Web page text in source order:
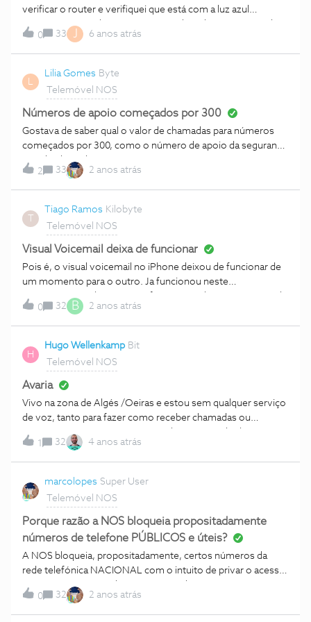
verificar o router e verifiquei que está com a luz azul
intermitente. Desliguei o router e voltei a ligar. Ficou igual.
Tentei ligar para o apoio apoio, mas fiquei sem telefone fixo.
Não verifiquei a box nem a TV. O que pode ter sucedido??
Como posso obter ajuda?
0 33 J 6 anos atrás
L
Lilia Gomes Byte
Telemóvel NOS
Números de apoio começados por 300
Gostava de saber qual o valor de chamadas para números
começados por 300, como o número de apoio da segurança
social. Obrigada
2
33 2 anos atrás
T
Tiago Ramos Kilobyte
Telemóvel NOS
Visual Voicemail deixa de funcionar
Pois é, o visual voicemail no iPhone deixou de funcionar de
um momento para o outro. Ja funcionou neste
equipamento e de repente... foi-se. Sou cliente empresarial
e inclusivamente já perdi oportunidades de negócio porque
algumas mensagens deixadas no voicemail não foram
notificadas. O que fazemos, NOS? Liguei para a linha de
apoio e sinceramente tive um atendimento acanhado, sem
diálogo... Fiquei completamente desiludido. Preciso de ajuda
e de respostas, exmos. Esta era uma funcionalidade que
funcionava. Inclusivamente já fiz troubleshooting como
reset as definições de rede, restaurei o iPhone de fábrica e
outros afins. Aguardo célere resposta. Grato TIAGO RAMOS
0 32 B 2 anos atrás
H
Hugo Wellenkamp Bit
Telemóvel NOS
Avaria
Vivo na zona de Algés /Oeiras e estou sem qualquer serviço
de voz, tanto para fazer como receber chamadas ou
mensagens. Nem para o apoio a clientes consiho ligar.
Atenciosamente
1 32 4 anos atrás
marcolopes Super User
Telemóvel NOS
Porque razão a NOS bloqueia propositadamente
números de telefone PÚBLICOS e úteis?
A NOS bloqueia, propositadamente, certos números da
rede telefónica NACIONAL com o intuito de privar o acesso
aos mesmos. Quem ligar, por exemplo, para o APOIO a
clientes do cartão universo (938 748 410) a partir de uma
rede NOS, obtém a mensagem “este número não está
0 32 2 anos atrás